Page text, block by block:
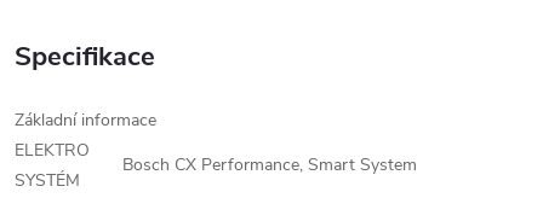
Specifikace
Základní informace
ELEKTRO
SYSTÉM
Bosch CX Performance, Smart System